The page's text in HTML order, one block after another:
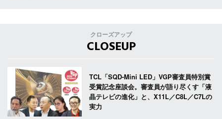
クローズアップ
CLOSEUP
TCL「SQD-Mini LED」VGP審査員特別賞
受賞記念座談会。審査員が語り尽くす「液
晶テレビの進化」と、X11L／C8L／C7Lの
実力